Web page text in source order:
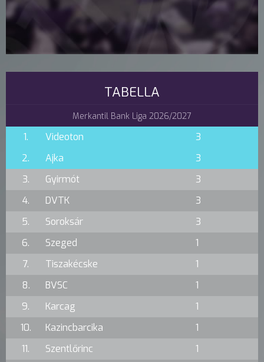
TABELLA
Merkantil Bank Liga 2026/2027
1. Videoton
3
2.
Ajka
3
3.
Gyirmót
3
4.
DVTK
3
5.
Soroksár
3
6.
Szeged
1
7.
Tiszakécske
1
8.
BVSC
1
9.
Karcag
1
10.
Kazincbarcika
1
11.
Szentlőrinc
1